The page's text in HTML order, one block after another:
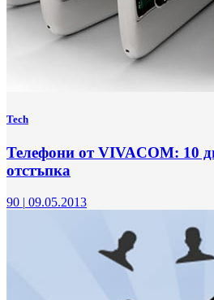
Tech
Телефони от VIVACOM: 10
отстъпка
90 | 09.05.2013